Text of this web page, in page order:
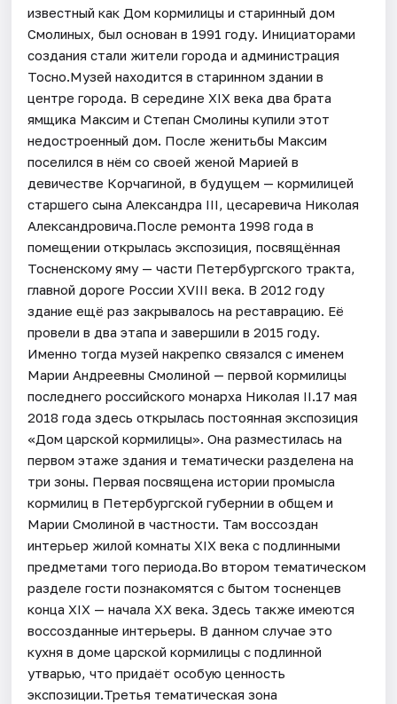
известный как Дом кормилицы и старинный дом
Смолиных, был основан в 1991 году. Инициаторами
создания стали жители города и администрация
Тосно.Музей находится в старинном здании в
центре города. В середине XIX века два брата
ямщика Максим и Степан Смолины купили этот
недостроенный дом. После женитьбы Максим
поселился в нём со своей женой Марией в
девичестве Корчагиной, в будущем — кормилицей
старшего сына Александра III, цесаревича Николая
Александровича.После ремонта 1998 года в
помещении открылась экспозиция, посвящённая
Тосненскому яму — части Петербургского тракта,
главной дороге России XVIII века. В 2012 году
здание ещё раз закрывалось на реставрацию. Её
провели в два этапа и завершили в 2015 году.
Именно тогда музей накрепко связался с именем
Марии Андреевны Смолиной — первой кормилицы
последнего российского монарха Николая II.17 мая
2018 года здесь открылась постоянная экспозиция
«Дом царской кормилицы». Она разместилась на
первом этаже здания и тематически разделена на
три зоны. Первая посвящена истории промысла
кормилиц в Петербургской губернии в общем и
Марии Смолиной в частности. Там воссоздан
интерьер жилой комнаты XIX века с подлинными
предметами того периода.Во втором тематическом
разделе гости познакомятся с бытом тосненцев
конца XIX — начала XX века. Здесь также имеются
воссозданные интерьеры. В данном случае это
кухня в доме царской кормилицы с подлинной
утварью, что придаёт особую ценность
экспозиции.Третья тематическая зона